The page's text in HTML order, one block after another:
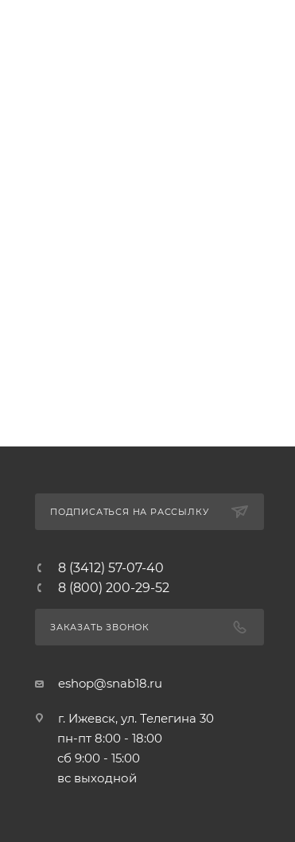
ПОДПИСАТЬСЯ НА РАССЫЛКУ
8 (3412) 57-07-40
8 (800) 200-29-52
ЗАКАЗАТЬ ЗВОНОК
eshop@snab18.ru
г. Ижевск, ул. Телегина 30
пн-пт 8:00 - 18:00
сб 9:00 - 15:00
вс выходной